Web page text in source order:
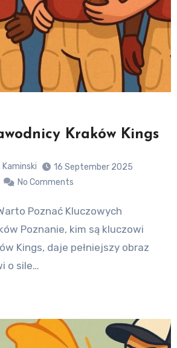
Kraków Kings
16 September 2025
No Comments
Poznać Kluczowych
Poznanie, kim są kluczowi
Kings, daje pełniejszy obraz
o sile…